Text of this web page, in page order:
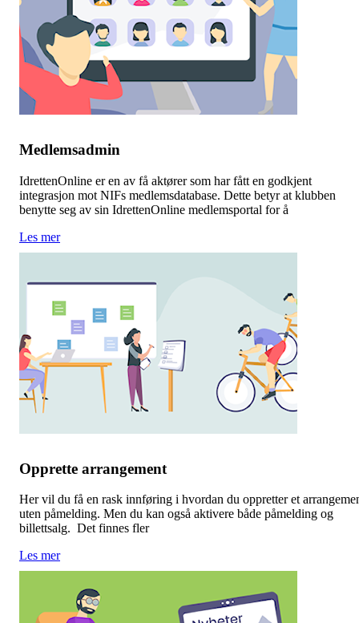
Medlemsadmin
IdrettenOnline er en av få aktører som har fått en godkjent
integrasjon mot NIFs medlemsdatabase. Dette betyr at klubben
benytte seg av sin IdrettenOnline medlemsportal for å
Les mer
Opprette arrangement
Her vil du få en rask innføring i hvordan du oppretter et
uten påmelding. Men du kan også aktivere både påmelding og
billettsalg. Det finnes fler
Les mer